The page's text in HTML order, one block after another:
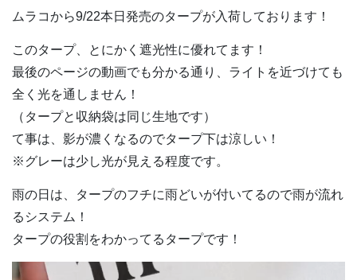
ムラコから9/22本日発売のタープが入荷しております！
このタープ、とにかく遮光性に優れてます！
最後のページの動画でも分かる通り、ライトを近づけても
全く光を通しません！
（タープと収納袋は同じ生地です）
て事は、影が濃くなるのでタープ下は涼しい！
※グレーは少し光が見える程度です。
雨の日は、タープのフチに雨どいが付いてるので雨が流れ
るシステム！
タープの役割をわかってるタープです！
動